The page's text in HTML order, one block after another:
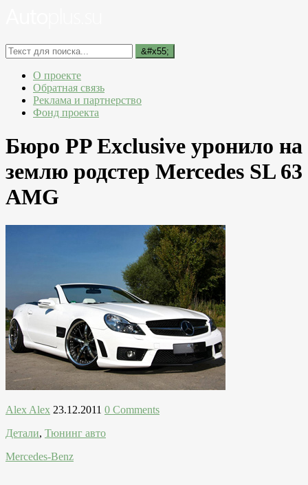
О проекте
Обратная связь
Реклама и партнерство
Фонд проекта
Бюро PP Exclusive уронило на
землю родстер Mercedes SL 63
AMG
Alex Alex 23.12.2011 0 Comments
Детали, Тюнинг авто
Mercedes-Benz